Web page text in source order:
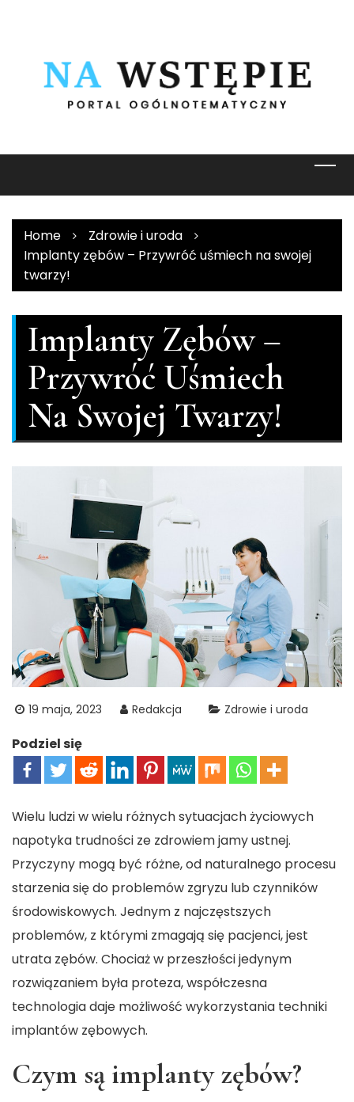
Home
Zdrowie i uroda
Implanty zębów – Przywróć uśmiech na swojej
twarzy!
Implanty Zębów –
Przywróć Uśmiech
Na Swojej Twarzy!
19 maja, 2023 Redakcja Zdrowie i uroda
Podziel się
Wielu ludzi w wielu różnych sytuacjach życiowych
napotyka trudności ze zdrowiem jamy ustnej.
Przyczyny mogą być różne, od naturalnego procesu
starzenia się do problemów zgryzu lub czynników
środowiskowych. Jednym z najczęstszych
problemów, z którymi zmagają się pacjenci, jest
utrata zębów. Chociaż w przeszłości jedynym
rozwiązaniem była proteza, współczesna
technologia daje możliwość wykorzystania techniki
implantów zębowych.
Czym są implanty zębów?